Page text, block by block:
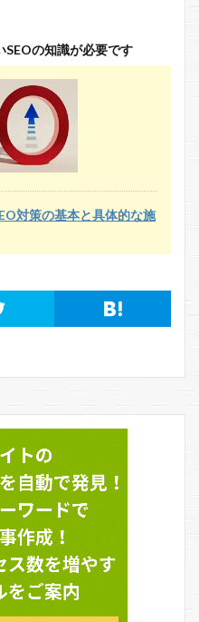
SEOの知識が必要です
対策の基本と具体的な施